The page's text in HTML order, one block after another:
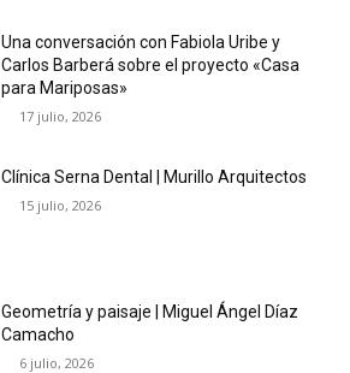
Una conversación con Fabiola Uribe y
Carlos Barberá sobre el proyecto «Casa
para Mariposas»
17 julio, 2026
Clínica Serna Dental | Murillo Arquitectos
15 julio, 2026
Geometría y paisaje | Miguel Ángel Díaz
Camacho
6 julio, 2026